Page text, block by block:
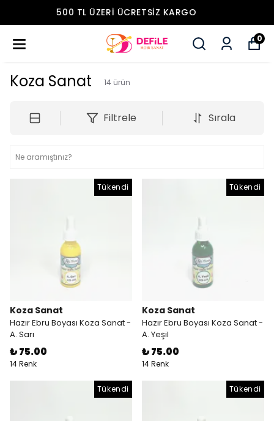
ONLINE AÇILIŞA ÖZEL İNDIRIMLER!
0
Koza Sanat 14 ürün
Filtrele Sırala
Tükendi
Koza Sanat
Hazır Ebru Boyası Koza Sanat -
A. Sarı
₺ 75.00
14 Renk
Tükendi
Koza Sanat
Hazır Ebru Boyası Koza Sanat -
A. Yeşil
₺ 75.00
14 Renk
Tükendi Tükendi